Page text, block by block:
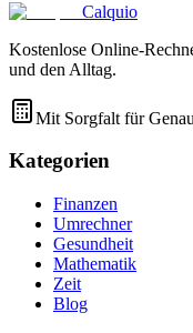
Calquio
Kostenlose Online-
und den Alltag.
Mit Sorgfalt für
Kategorien
Finanzen
Umrechner
Gesundheit
Mathematik
Zeit
Blog